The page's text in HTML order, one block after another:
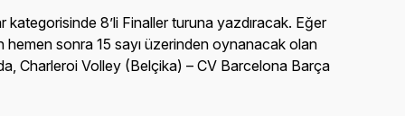
kategorisinde 8’li Finaller turuna yazdıracak. Eğer
hemen sonra 15 sayı üzerinden oynanacak olan
Charleroi Volley (Belçika) – CV Barcelona Barça